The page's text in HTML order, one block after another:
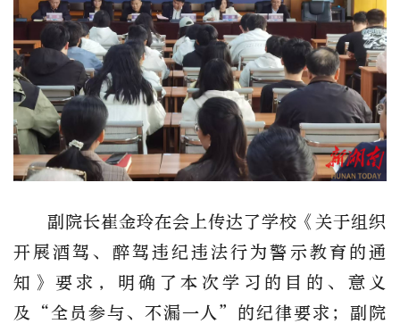
副院长崔金玲在会上传达了学校《关于组织
开展酒驾、醉驾违纪违法行为警示教育的通
知》要求，明确了本次学习的目的、意义
及“全员参与、不漏一人”的纪律要求；副院